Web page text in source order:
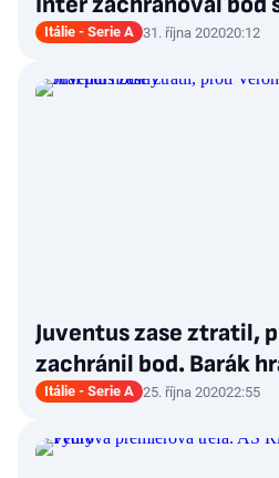
Itálie - Serie A 31. října 202020:12
Juventus zase ztratil,
zachránil bod. Barák
Itálie - Serie A 25. října 202022:55